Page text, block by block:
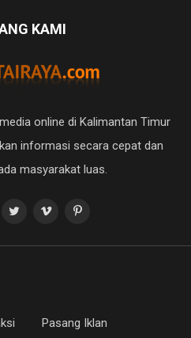
KAMI
online di Kalimantan Timur
informasi secara cepat dan
masyarakat luas.
Pasang Iklan